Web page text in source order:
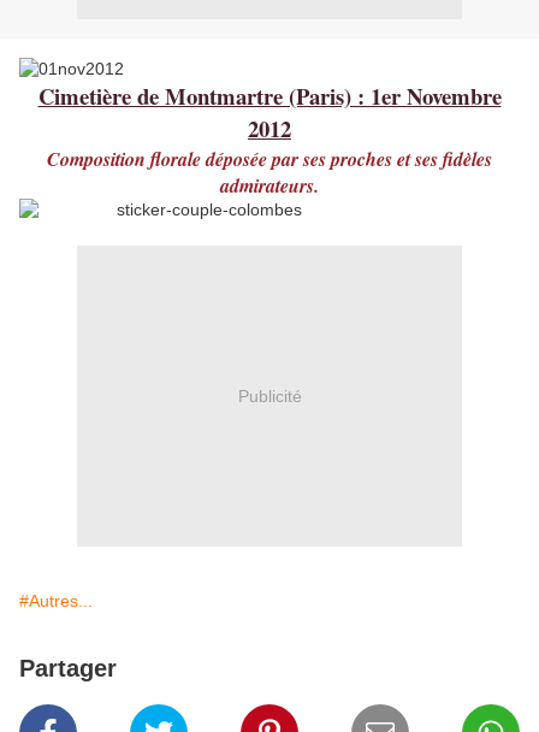
Cimetière de Montmartre (Paris) : 1er Novembre
2012
Composition florale déposée par ses proches et ses fidèles
admirateurs.
Publicité
#Autres...
Partager